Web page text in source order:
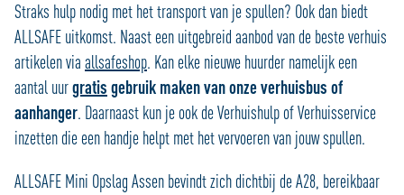
Straks hulp nodig met het transport van je spullen? Ook dan biedt
ALLSAFE uitkomst. Naast een uitgebreid aanbod van de beste verhuis
artikelen via allsafeshop. Kan elke nieuwe huurder namelijk een
aantal uurgratis gebruik maken van onze verhuisbus of
aanhanger. Daarnaast kun je ook de Verhuishulp of Verhuisservice
inzetten die een handje helpt met het vervoeren van jouw spullen.
ALLSAFE Mini Opslag Assen bevindt zich dichtbij de A28, bereikbaar